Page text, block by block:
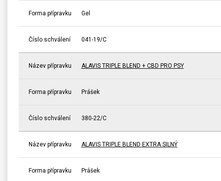
Forma přípravku Gel
Číslo schválení 041-19/C
Název přípravku ALAVIS TRIPLE BLEND + CBD PRO PSY
Forma přípravku Prášek
Číslo schválení 380-22/C
Název přípravku ALAVIS TRIPLE BLEND EXTRA SILNÝ
Forma přípravku Prášek